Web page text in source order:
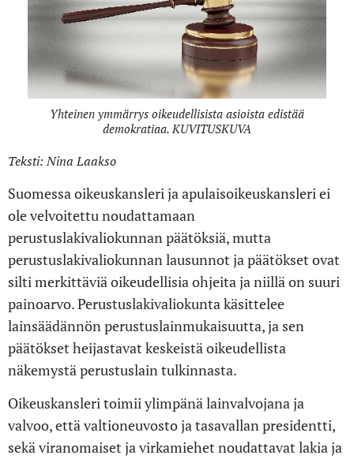
Yhteinen ymmärrys oikeudellisista asioista edistää
demokratiaa. KUVITUSKUVA
Teksti: Nina Laakso
Suomessa oikeuskansleri ja apulaisoikeuskansleri ei
ole velvoitettu noudattamaan
perustuslakivaliokunnan päätöksiä, mutta
perustuslakivaliokunnan lausunnot ja päätökset ovat
silti merkittäviä oikeudellisia ohjeita ja niillä on suuri
painoarvo. Perustuslakivaliokunta käsittelee
lainsäädännön perustuslainmukaisuutta, ja sen
päätökset heijastavat keskeistä oikeudellista
näkemystä perustuslain tulkinnasta.
Oikeuskansleri toimii ylimpänä lainvalvojana ja
valvoo, että valtioneuvosto ja tasavallan presidentti,
sekä viranomaiset ja virkamiehet noudattavat lakia ja